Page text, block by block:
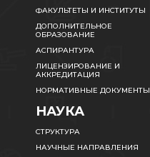
ФАКУЛЬТЕТЫ И ИНСТИТУТЫ
ДОПОЛНИТЕЛЬНОЕ
ОБРАЗОВАНИЕ
АСПИРАНТУРА
ЛИЦЕНЗИРОВАНИЕ И
АККРЕДИТАЦИЯ
НОРМАТИВНЫЕ ДОКУМЕНТЫ
НАУКА
СТРУКТУРА
НАУЧНЫЕ НАПРАВЛЕНИЯ